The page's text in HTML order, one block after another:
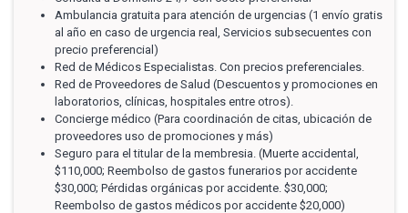
Ambulancia gratuita para atención de urgencias (1 envío gratis
al año en caso de urgencia real, Servicios subsecuentes con
precio preferencial)
Red de Médicos Especialistas. Con precios preferenciales.
Red de Proveedores de Salud (Descuentos y promociones en
laboratorios, clínicas, hospitales entre otros).
Concierge médico (Para coordinación de citas, ubicación de
proveedores uso de promociones y más)
Seguro para el titular de la membresia. (Muerte accidental,
$110,000; Reembolso de gastos funerarios por accidente
$30,000; Pérdidas orgánicas por accidente. $30,000;
Reembolso de gastos médicos por accidente $20,000)